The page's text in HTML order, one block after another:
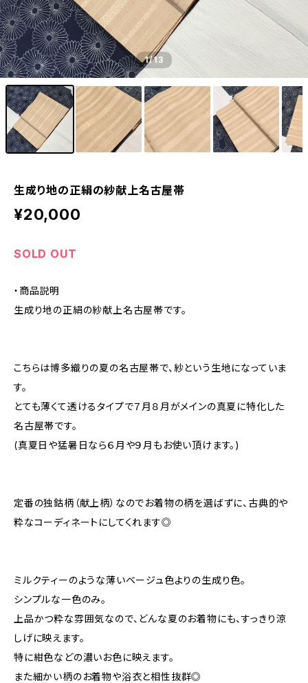
1/13
生成り地の正絹の紗献上名古屋帯
¥20,000
SOLD OUT
・商品説明
生成り地の正絹の紗献上名古屋帯です。
こちらは博多織りの夏の名古屋帯で、紗という生地になっていま
す。
とても薄くて透けるタイプで７月８月がメインの真夏に特化した
名古屋帯です。
(真夏日や猛暑日なら６月や９月もお使い頂けます。)
定番の独鈷柄（献上柄）なのでお着物の柄を選ばずに、古典的や
粋なコーディネートにしてくれます◎
ミルクティーのような薄いベージュ色よりの生成り色。
シンプルな一色のみ。
上品かつ粋な雰囲気なので、どんな夏のお着物にも、すっきり涼
しげに映えます。
特に紺色などの濃いお色に映えます。
また細かい柄のお着物や浴衣と相性抜群◎